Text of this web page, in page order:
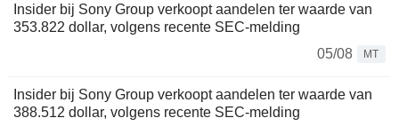
Insider bij Sony Group verkoopt aandelen ter waarde van
353.822 dollar, volgens recente SEC-melding
05/08
MT
Insider bij Sony Group verkoopt aandelen ter waarde van
388.512 dollar, volgens recente SEC-melding